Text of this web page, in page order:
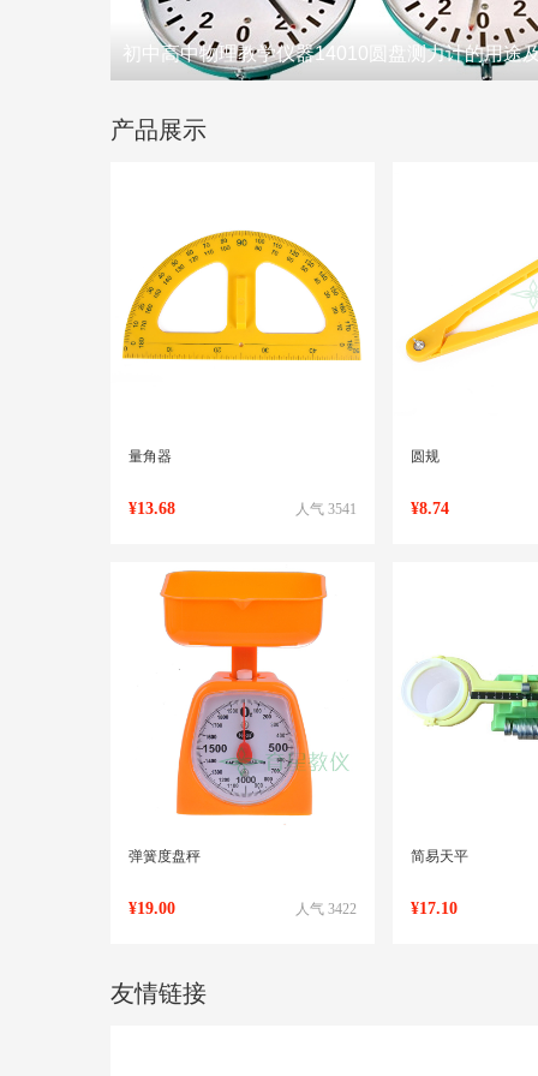
初中高中物理教学仪器14010圆盘测力计的用途
初中生物使用显微镜对切片装片的观察与制作
产品展示
量角器
人气 3541
¥13.68
圆规
¥8.74
弹簧度盘秤
人气 3422
¥19.00
简易天平
¥17.10
友情链接